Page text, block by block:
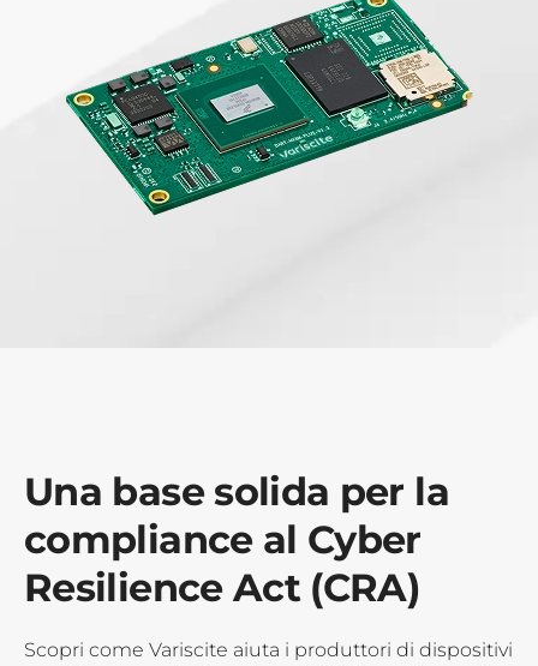
Una base solida per la
compliance al Cyber
Resilience Act (CRA)
Scopri come Variscite aiuta i produttori di dispositivi